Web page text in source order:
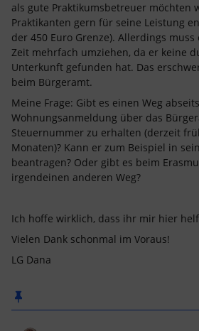
als gute Praktikumsbetreuer möchten
Praktikanten gern für seine Leistung
der 450 Euro Grenze). Allerdings
Zeit mehrfach umziehen, da er keine
Unterkunft gefunden hat. Das
beim Bürgeramt.
Meine Frage: Gibt es einen Weg
Wohnungsanmeldung über das
Steuernummer zu erhalten (derzeit
Monaten)? Kann er zum Beispiel in
beantragen? Oder gibt es beim
irgendeinen anderen Weg?
Ich hoffe wirklich, dass ihr mir hier
Vielen Dank schonmal im Voraus!
LG Dana